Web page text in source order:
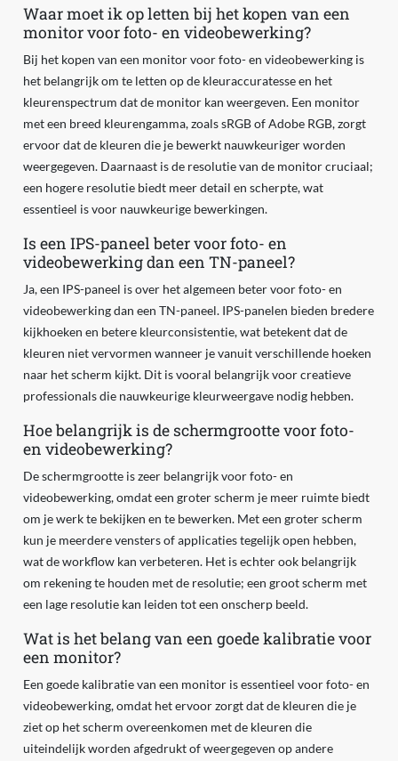
Waar moet ik op letten bij het kopen van een
monitor voor foto- en videobewerking?
Bij het kopen van een monitor voor foto- en videobewerking is
het belangrijk om te letten op de kleuraccuratesse en het
kleurenspectrum dat de monitor kan weergeven. Een monitor
met een breed kleurengamma, zoals sRGB of Adobe RGB, zorgt
ervoor dat de kleuren die je bewerkt nauwkeuriger worden
weergegeven. Daarnaast is de resolutie van de monitor cruciaal;
een hogere resolutie biedt meer detail en scherpte, wat
essentieel is voor nauwkeurige bewerkingen.
Is een IPS-paneel beter voor foto- en
videobewerking dan een TN-paneel?
Ja, een IPS-paneel is over het algemeen beter voor foto- en
videobewerking dan een TN-paneel. IPS-panelen bieden bredere
kijkhoeken en betere kleurconsistentie, wat betekent dat de
kleuren niet vervormen wanneer je vanuit verschillende hoeken
naar het scherm kijkt. Dit is vooral belangrijk voor creatieve
professionals die nauwkeurige kleurweergave nodig hebben.
Hoe belangrijk is de schermgrootte voor foto-
en videobewerking?
De schermgrootte is zeer belangrijk voor foto- en
videobewerking, omdat een groter scherm je meer ruimte biedt
om je werk te bekijken en te bewerken. Met een groter scherm
kun je meerdere vensters of applicaties tegelijk open hebben,
wat de workflow kan verbeteren. Het is echter ook belangrijk
om rekening te houden met de resolutie; een groot scherm met
een lage resolutie kan leiden tot een onscherp beeld.
Wat is het belang van een goede kalibratie voor
een monitor?
Een goede kalibratie van een monitor is essentieel voor foto- en
videobewerking, omdat het ervoor zorgt dat de kleuren die je
ziet op het scherm overeenkomen met de kleuren die
uiteindelijk worden afgedrukt of weergegeven op andere